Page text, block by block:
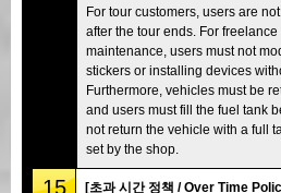
For tour customers, users are
after the tour ends. For
maintenance, users must not
stickers or installing devices
Furthermore, vehicles must be
and users must fill the fuel tank
not return the vehicle with a full
set by the shop.
15 [초과 시간 정책 / Over Time